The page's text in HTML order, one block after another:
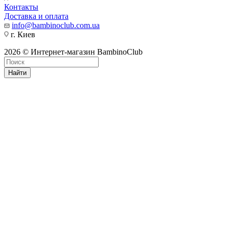
Контакты
Доставка и оплата
info@bambinoclub.com.ua
г. Киев
2026 © Интернет-магазин BambinoClub
Найти